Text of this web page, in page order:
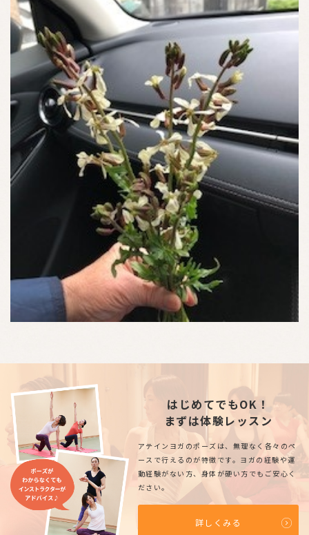
はじめてでもOK！
まずは体験レッスン
アテインヨガのポーズは、無理なく各々のペ
ースで行えるのが特徴です。ヨガの経験や運
動経験がない方、身体が硬い方でもご安心く
ださい。
詳しくみる